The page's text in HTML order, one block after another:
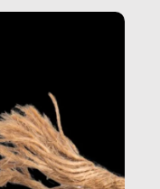
la nostra vita